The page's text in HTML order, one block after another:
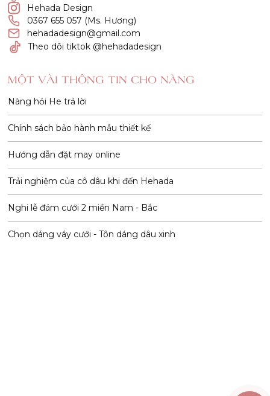
Hehada Design
0367 655 057 (Ms. Hương)
hehadadesign@gmail.com
Theo dõi tiktok @hehadadesign
MỘT VÀI THÔNG TIN CHO NÀNG
Nàng hỏi He trả lời
Chính sách bảo hành mẫu thiết kế
Hướng dẫn đặt may online
Trải nghiệm của cô dâu khi đến Hehada
Nghi lễ đám cưới 2 miền Nam - Bắc
Chọn dáng váy cưới - Tôn dáng dâu xinh